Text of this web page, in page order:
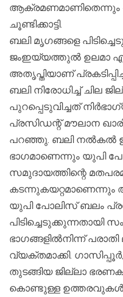
ആക്രമണമാണിതെന്നും
ചൂണ്ടിക്കാട്ടി.
ബലി മൃഗങ്ങളെ
ജംഇയ്യത്തുല്‍ ഉലമാ എ
അതൃപ്തിയാണ്
ബലി നിരോധിച്ച്‌ ചില
പുറപ്പെടുവിച്ചത്
പ്രസിഡന്റ് മൗലാന
പറഞ്ഞു. ബലി നല്‍കല്‍
ഭാഗമാണെന്നും യുപി
സമുദായത്തിന്റെ
കടന്നുകയറ്റമാണെന്നും
യുപി പോലിസ് ബലം
പിടിച്ചെടുക്കുന്നതായി
ഭാഗങ്ങളില്‍നിന്ന് പരാതി
വ്യക്തമാക്കി.
തുടങ്ങിയ ജില്ലാ
കൊണ്ടുള്ള